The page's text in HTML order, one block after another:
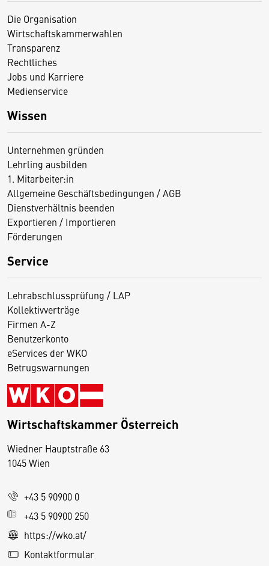
Die Organisation
Wirtschaftskammerwahlen
Transparenz
Rechtliches
Jobs und Karriere
Medienservice
Wissen
Unternehmen gründen
Lehrling ausbilden
1. Mitarbeiter:in
Allgemeine Geschäftsbedingungen / AGB
Dienstverhältnis beenden
Exportieren / Importieren
Förderungen
Service
Lehrabschlussprüfung / LAP
Kollektivverträge
Firmen A-Z
Benutzerkonto
eServices der WKO
Betrugswarnungen
Wirtschaftskammer Österreich
Wiedner Hauptstraße 63
1045 Wien
+43 5 90900 0
+43 5 90900 250
https://wko.at/
Kontaktformular
D
s
e
S
e